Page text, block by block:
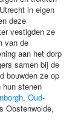
in eigen
deze
vestigden ze
van de
aan het dorp
samen bij de
bouwden ze op
stenen
, Oud-
Oostenwolde,